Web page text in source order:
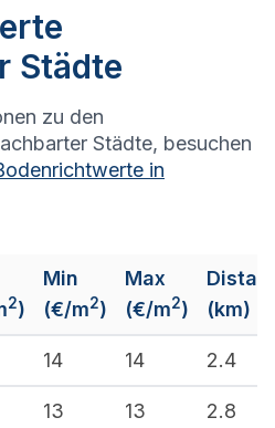
Städte
zu den
Städte, besuchen
in
2)
Min
(€/m2)
Max
(€/m2)
(km)
14 14 2.4
13 13 2.8